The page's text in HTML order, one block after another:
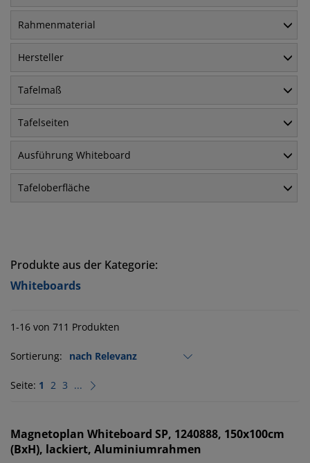
Rahmenmaterial
Hersteller
Tafelmaß
Tafelseiten
Ausführung Whiteboard
Tafeloberfläche
Produkte aus der Kategorie:
Whiteboards
1-16 von 711 Produkten
Sortierung:
Seite: 1 2 3 ...
Magnetoplan Whiteboard SP, 1240888, 150x100cm
(BxH), lackiert, Aluminiumrahmen